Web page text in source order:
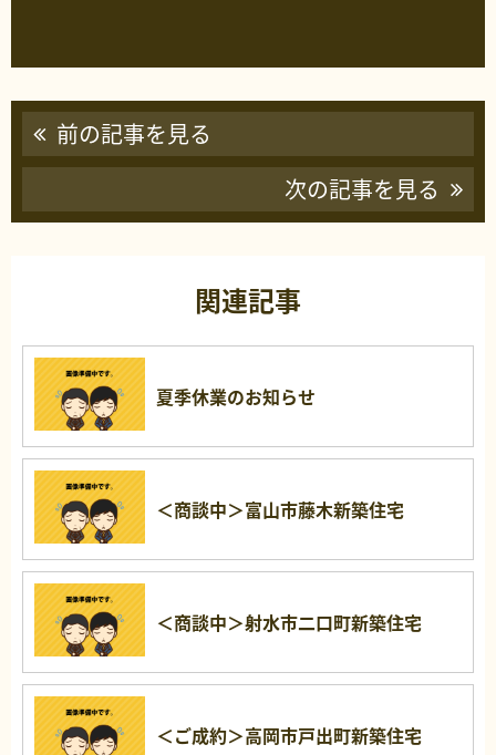
前の記事を見る
次の記事を見る
関連記事
夏季休業のお知らせ
＜商談中＞富山市藤木新築住宅
＜商談中＞射水市二口町新築住宅
＜ご成約＞高岡市戸出町新築住宅